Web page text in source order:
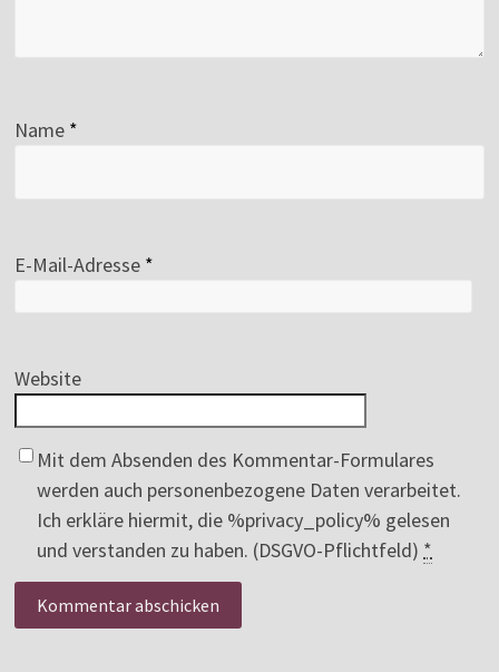
Name *
E-Mail-Adresse *
Website
Mit dem Absenden des Kommentar-Formulares
werden auch personenbezogene Daten verarbeitet.
Ich erkläre hiermit, die %privacy_policy% gelesen
und verstanden zu haben. (DSGVO-Pflichtfeld) *